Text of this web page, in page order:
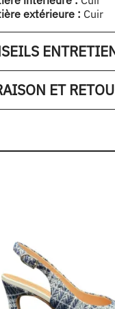
extérieure : Cuir
ET